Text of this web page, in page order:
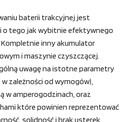
baterii trakcyjnej jest
o tego jak wybitnie efektywnego
inny akumulator
i maszynie czyszczącej.
uwagę na istotne parametry
w zależności od wymogów),
w amperogodzinach, oraz
które powinien reprezentować
solidność i brak usterek.